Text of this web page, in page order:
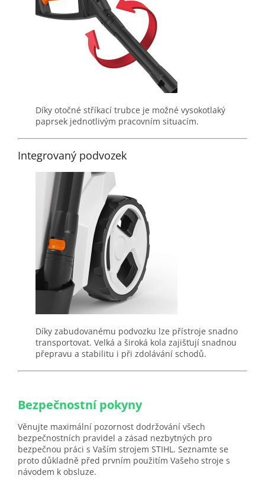
Díky otočné stříkací trubce je možné vysokotlaký
paprsek jednotlivým pracovním situacím.
Integrovaný podvozek
Díky zabudovanému podvozku lze přístroje snadno
transportovat. Velká a široká kola zajišťují snadnou
přepravu a stabilitu i při zdolávání schodů.
Bezpečnostní pokyny
Věnujte maximální pozornost dodržování všech
bezpečnostních pravidel a zásad nezbytných pro
bezpečnou práci s Vaším strojem STIHL. Seznamte se
proto důkladně před prvním použitím Vašeho stroje s
návodem k obsluze.